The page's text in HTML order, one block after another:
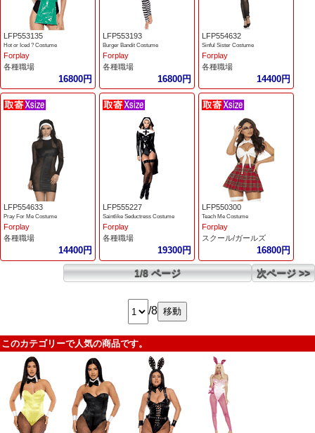
LFP553135
Hot or Iced ? Costume
Forplay
各種職場
16800円
LFP553193
Burger Bandit Costume
Forplay
各種職場
16800円
LFP554632
Sinful Sister Costume
Forplay
各種職場
14400円
LFP554633
Pray For Me Costume
Forplay
各種職場
14400円
LFP555227
Saintlike Seductress Costume
Forplay
各種職場
19300円
LFP550300
Teach Me Costume
Forplay
スクール/ガールズ
16800円
1/8 ページ 次ページ >>
/8
このカテゴリーで人気の商品です。